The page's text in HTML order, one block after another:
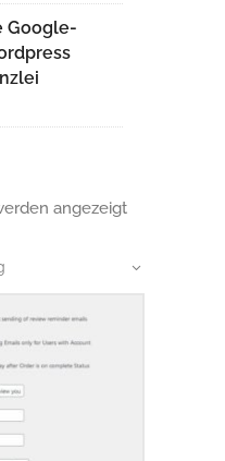
Google-
angezeigt